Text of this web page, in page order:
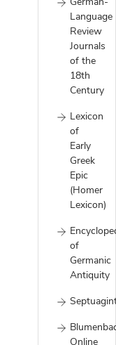
Language
Review
Journals
of the
18th
Century
Lexicon
of
Early
Greek
Epic
(Homer
Lexicon)
of
Germanic
Antiquity
Online